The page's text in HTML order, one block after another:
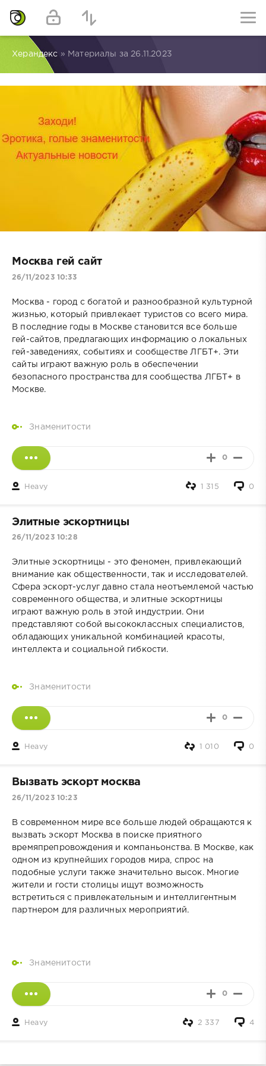
Херандекс » Материалы за 26.11.2023
Москва гей сайт
26/11/2023 10:33
Москва - город с богатой и разнообразной культурной
жизнью, который привлекает туристов со всего мира.
В последние годы в Москве становится все больше
гей-сайтов, предлагающих информацию о локальных
гей-заведениях, событиях и сообществе ЛГБТ+. Эти
сайты играют важную роль в обеспечении
безопасного пространства для сообщества ЛГБТ+ в
Москве.
Знаменитости
0
Heavy 0
1 315
Элитные эскортницы
26/11/2023 10:28
Элитные эскортницы - это феномен, привлекающий
внимание как общественности, так и исследователей.
Сфера эскорт-услуг давно стала неотъемлемой частью
современного общества, и элитные эскортницы
играют важную роль в этой индустрии. Они
представляют собой высококлассных специалистов,
обладающих уникальной комбинацией красоты,
интеллекта и социальной гибкости.
Знаменитости
0
Heavy 0
1 010
Вызвать эскорт москва
26/11/2023 10:23
В современном мире все больше людей обращаются к
вызвать эскорт Москва в поиске приятного
времяпрепровождения и компаньонства. В Москве, как
одном из крупнейших городов мира, спрос на
подобные услуги также значительно высок. Многие
жители и гости столицы ищут возможность
встретиться с привлекательным и интеллигентным
партнером для различных мероприятий.
Знаменитости
0
Heavy 4
2 337